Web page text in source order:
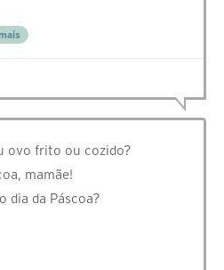
ovo frito ou cozido?
mamãe!
dia da Páscoa?